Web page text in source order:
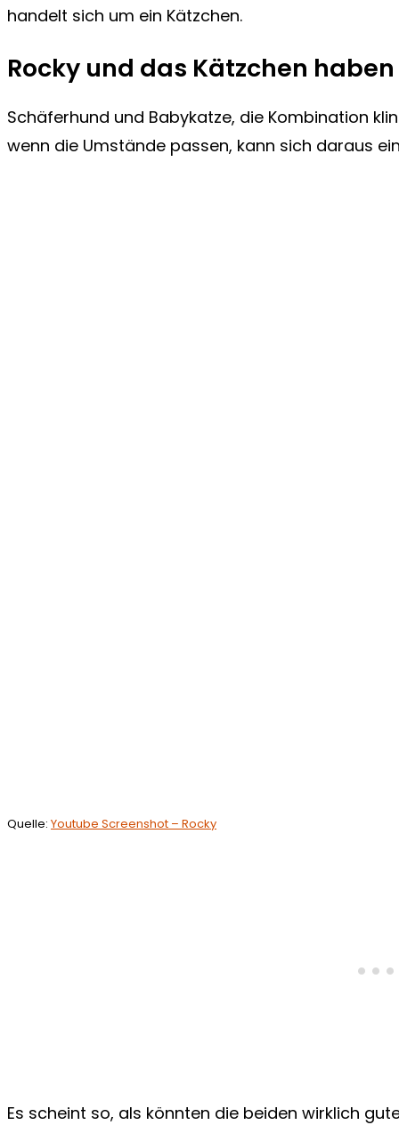
handelt sich um ein Kätzchen.
Rocky und das Kätzchen
Schäferhund und Babykatze, die Kombination
wenn die Umstände passen, kann sich daraus
Quelle: Youtube Screenshot – Rocky
Es scheint so, als könnten die beiden wirklich